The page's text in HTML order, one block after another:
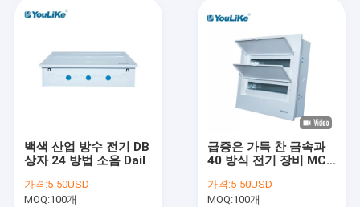
플라스틱 MCB 상자
벽걸이형 배전함
배전반
백색 산업 방수 전기 DB
상자 24 방법 소음 Dail
가격:5-50USD
MOQ:100개
급증은 가득 찬 금속과
40 방식 전기 장비 MCB
다
가격:5-50USD
MOQ:100개